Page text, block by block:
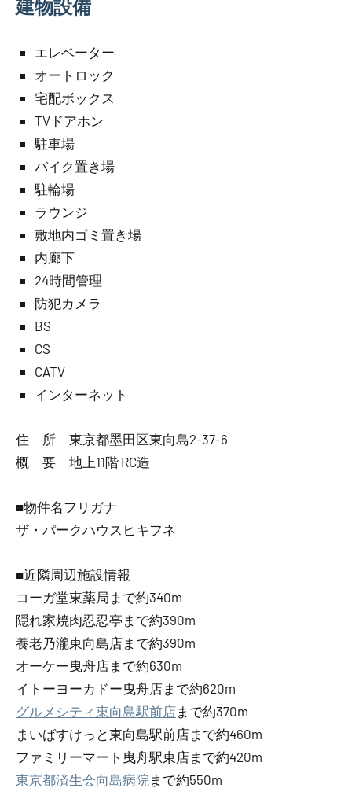
建物設備
エレベーター
オートロック
宅配ボックス
TVドアホン
駐車場
バイク置き場
駐輪場
ラウンジ
敷地内ゴミ置き場
内廊下
24時間管理
防犯カメラ
BS
CS
CATV
インターネット
住 所 東京都墨田区東向島2-37-6
概 要 地上11階 RC造
■物件名フリガナ
ザ・パークハウスヒキフネ
■近隣周辺施設情報
コーガ堂東薬局まで約340m
隠れ家焼肉忍忍亭まで約390m
養老乃瀧東向島店まで約390m
オーケー曳舟店まで約630m
イトーヨーカドー曳舟店まで約620m
グルメシティ東向島駅前店まで約370m
まいばすけっと東向島駅前店まで約460m
ファミリーマート曳舟駅東店まで約420m
東京都済生会向島病院 まで約550m